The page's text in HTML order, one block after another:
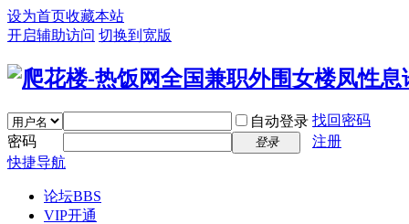
设为首页收藏本站
开启辅助访问 切换到宽版
自动登录 找回密码
密码
登录
注册
快捷导航
论坛BBS
VIP开通